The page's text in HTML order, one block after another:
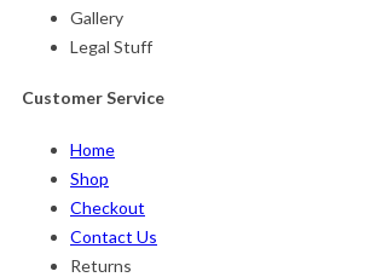
Gallery
Legal Stuff
Customer Service
Home
Shop
Checkout
Contact Us
Returns